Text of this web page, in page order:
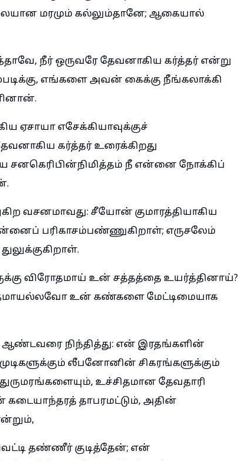
மரமும் கல்லும்தானே; ஆகையால்
நீர் ஒருவரே தேவனாகிய கர்த்தர் என்று
எங்களை அவன் கைக்கு நீங்கலாக்கி
ஏசாயா எசேக்கியாவுக்குச்
கர்த்தர் உரைக்கிறது
சனகெரிபின்நிமித்தம் நீ என்னை நோக்கிப்
வசனமாவது: சீயோன் குமாரத்தியாகிய
பரிகாசம்பண்ணுகிறாள்; எருசலேம்
விரோதமாய் உன் சத்தத்தை உயர்த்தினாய்?
உன் கண்களை மேட்டிமையாக
நிந்தித்து: என் இரதங்களின்
லீபனோனின் சிகரங்களுக்கும்
உச்சிதமான தேவதாரி
கடையாந்தரத் தாபரமட்டும், அதின்
தண்ணீர் குடித்தேன்; என்